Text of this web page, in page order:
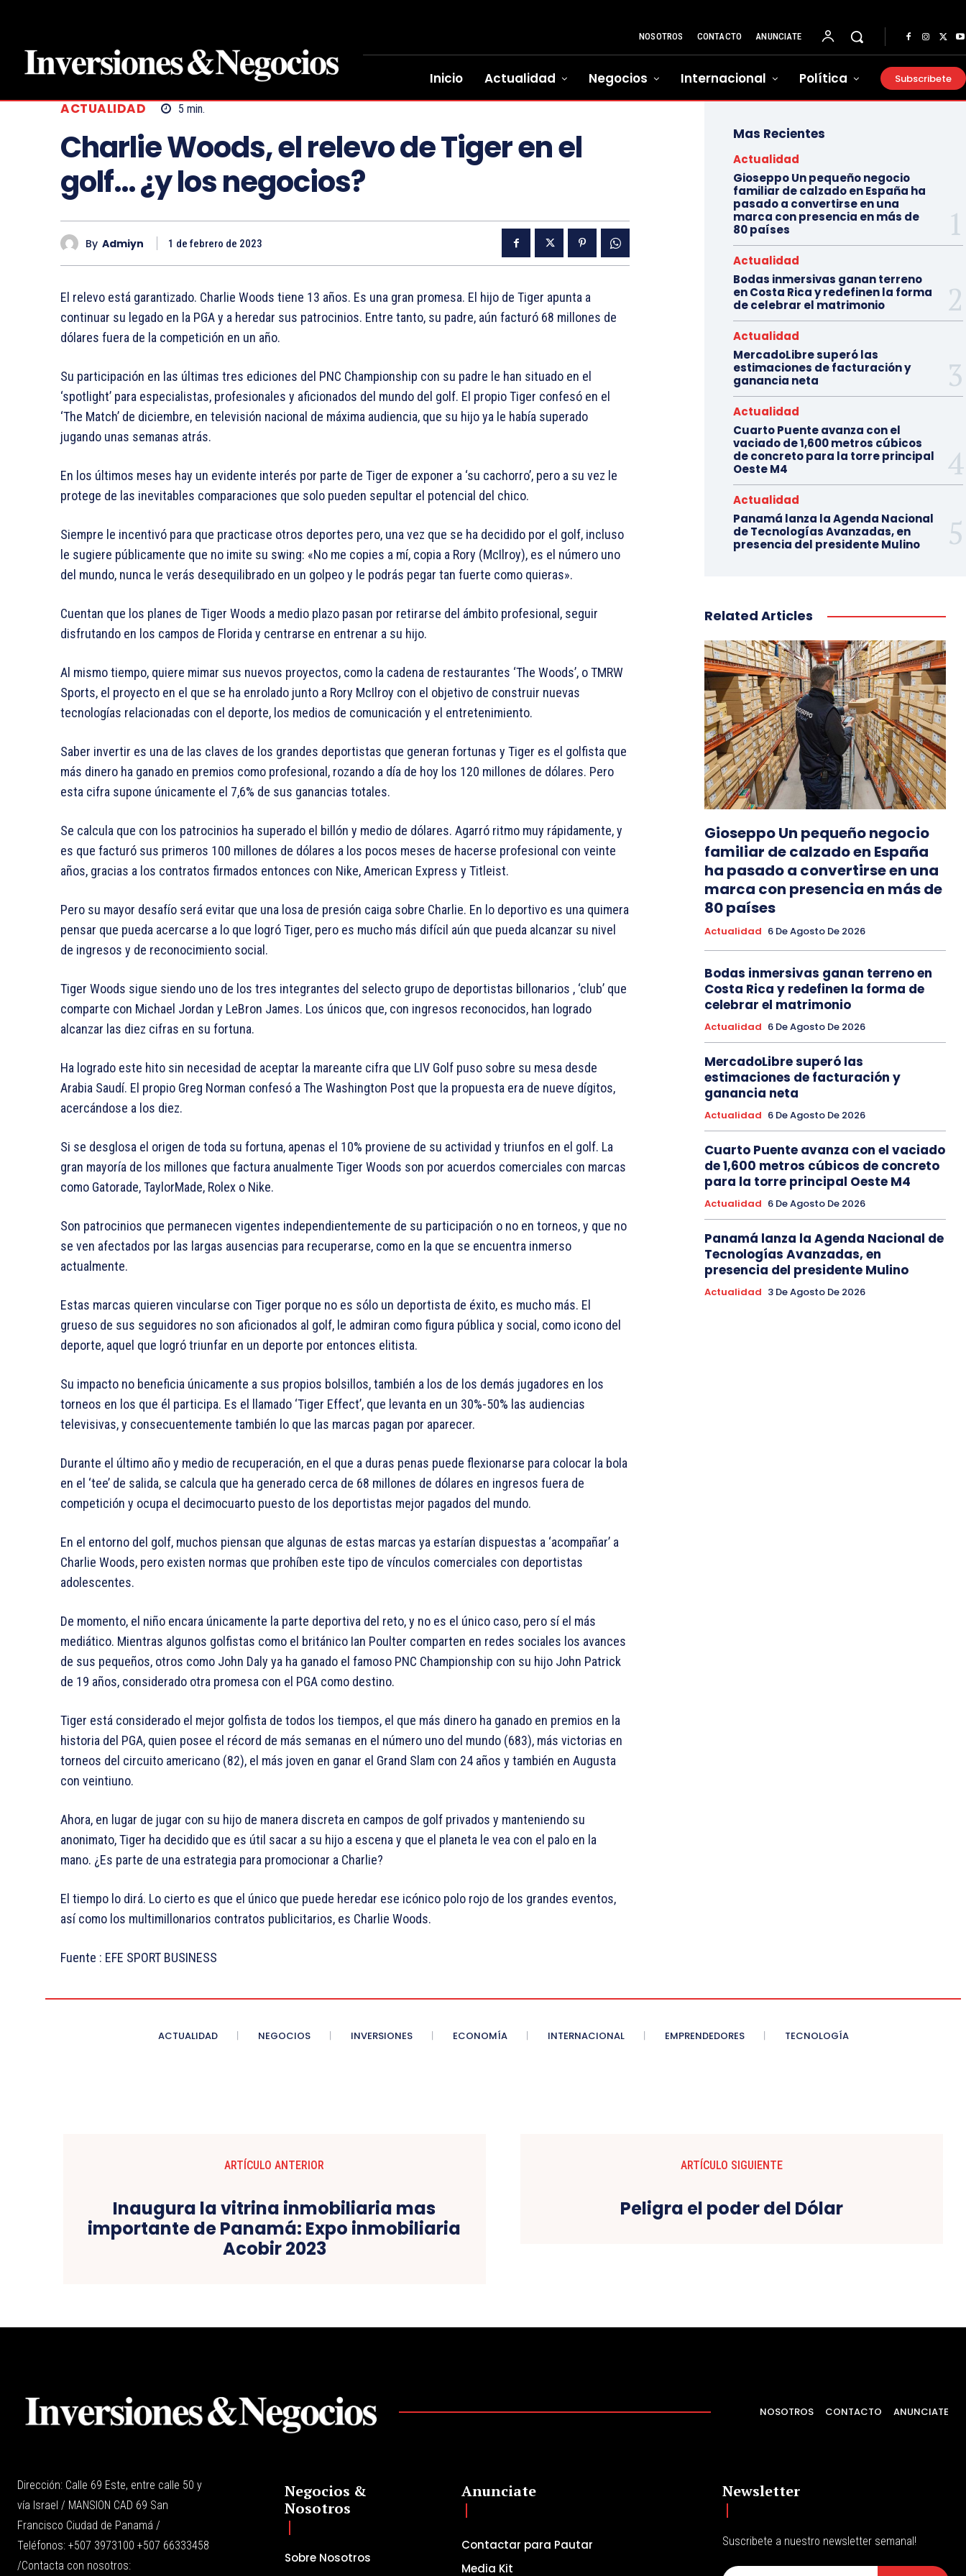
NOSOTROS CONTACTO ANUNCIATE
Inicio Actualidad Negocios Internacional Política Subscribete
ACTUALIDAD 5 min.
Charlie Woods, el relevo de Tiger en el
golf… ¿y los negocios?
By Admiyn 1 de febrero de 2023
El relevo está garantizado. Charlie Woods tiene 13 años. Es una gran promesa. El hijo de Tiger apunta a
continuar su legado en la PGA y a heredar sus patrocinios. Entre tanto, su padre, aún facturó 68 millones de
dólares fuera de la competición en un año.
Su participación en las últimas tres ediciones del PNC Championship con su padre le han situado en el
‘spotlight’ para especialistas, profesionales y aficionados del mundo del golf. El propio Tiger confesó en el
‘The Match’ de diciembre, en televisión nacional de máxima audiencia, que su hijo ya le había superado
jugando unas semanas atrás.
En los últimos meses hay un evidente interés por parte de Tiger de exponer a ‘su cachorro’, pero a su vez le
protege de las inevitables comparaciones que solo pueden sepultar el potencial del chico.
Siempre le incentivó para que practicase otros deportes pero, una vez que se ha decidido por el golf, incluso
le sugiere públicamente que no imite su swing: «No me copies a mí, copia a Rory (McIlroy), es el número uno
del mundo, nunca le verás desequilibrado en un golpeo y le podrás pegar tan fuerte como quieras».
Cuentan que los planes de Tiger Woods a medio plazo pasan por retirarse del ámbito profesional, seguir
disfrutando en los campos de Florida y centrarse en entrenar a su hijo.
Al mismo tiempo, quiere mimar sus nuevos proyectos, como la cadena de restaurantes ‘The Woods’, o TMRW
Sports, el proyecto en el que se ha enrolado junto a Rory McIlroy con el objetivo de construir nuevas
tecnologías relacionadas con el deporte, los medios de comunicación y el entretenimiento.
Saber invertir es una de las claves de los grandes deportistas que generan fortunas y Tiger es el golfista que
más dinero ha ganado en premios como profesional, rozando a día de hoy los 120 millones de dólares. Pero
esta cifra supone únicamente el 7,6% de sus ganancias totales.
Se calcula que con los patrocinios ha superado el billón y medio de dólares. Agarró ritmo muy rápidamente, y
es que facturó sus primeros 100 millones de dólares a los pocos meses de hacerse profesional con veinte
años, gracias a los contratos firmados entonces con Nike, American Express y Titleist.
Pero su mayor desafío será evitar que una losa de presión caiga sobre Charlie. En lo deportivo es una quimera
pensar que pueda acercarse a lo que logró Tiger, pero es mucho más difícil aún que pueda alcanzar su nivel
de ingresos y de reconocimiento social.
Tiger Woods sigue siendo uno de los tres integrantes del selecto grupo de deportistas billonarios , ‘club’ que
comparte con Michael Jordan y LeBron James. Los únicos que, con ingresos reconocidos, han logrado
alcanzar las diez cifras en su fortuna.
Ha logrado este hito sin necesidad de aceptar la mareante cifra que LIV Golf puso sobre su mesa desde
Arabia Saudí. El propio Greg Norman confesó a The Washington Post que la propuesta era de nueve dígitos,
acercándose a los diez.
Si se desglosa el origen de toda su fortuna, apenas el 10% proviene de su actividad y triunfos en el golf. La
gran mayoría de los millones que factura anualmente Tiger Woods son por acuerdos comerciales con marcas
como Gatorade, TaylorMade, Rolex o Nike.
Son patrocinios que permanecen vigentes independientemente de su participación o no en torneos, y que no
se ven afectados por las largas ausencias para recuperarse, como en la que se encuentra inmerso
actualmente.
Estas marcas quieren vincularse con Tiger porque no es sólo un deportista de éxito, es mucho más. El
grueso de sus seguidores no son aficionados al golf, le admiran como figura pública y social, como icono del
deporte, aquel que logró triunfar en un deporte por entonces elitista.
Su impacto no beneficia únicamente a sus propios bolsillos, también a los de los demás jugadores en los
torneos en los que él participa. Es el llamado ‘Tiger Effect’, que levanta en un 30%-50% las audiencias
televisivas, y consecuentemente también lo que las marcas pagan por aparecer.
Durante el último año y medio de recuperación, en el que a duras penas puede flexionarse para colocar la bola
en el ‘tee’ de salida, se calcula que ha generado cerca de 68 millones de dólares en ingresos fuera de
competición y ocupa el decimocuarto puesto de los deportistas mejor pagados del mundo.
En el entorno del golf, muchos piensan que algunas de estas marcas ya estarían dispuestas a ‘acompañar’ a
Charlie Woods, pero existen normas que prohíben este tipo de vínculos comerciales con deportistas
adolescentes.
De momento, el niño encara únicamente la parte deportiva del reto, y no es el único caso, pero sí el más
mediático. Mientras algunos golfistas como el británico Ian Poulter comparten en redes sociales los avances
de sus pequeños, otros como John Daly ya ha ganado el famoso PNC Championship con su hijo John Patrick
de 19 años, considerado otra promesa con el PGA como destino.
Tiger está considerado el mejor golfista de todos los tiempos, el que más dinero ha ganado en premios en la
historia del PGA, quien posee el récord de más semanas en el número uno del mundo (683), más victorias en
torneos del circuito americano (82), el más joven en ganar el Grand Slam con 24 años y también en Augusta
con veintiuno.
Ahora, en lugar de jugar con su hijo de manera discreta en campos de golf privados y manteniendo su
anonimato, Tiger ha decidido que es útil sacar a su hijo a escena y que el planeta le vea con el palo en la
mano. ¿Es parte de una estrategia para promocionar a Charlie?
El tiempo lo dirá. Lo cierto es que el único que puede heredar ese icónico polo rojo de los grandes eventos,
así como los multimillonarios contratos publicitarios, es Charlie Woods.
Fuente : EFE SPORT BUSINESS
Mas Recientes
Actualidad
Gioseppo Un pequeño negocio
familiar de calzado en España ha
pasado a convertirse en una
marca con presencia en más de
80 países
Actualidad
Bodas inmersivas ganan terreno
en Costa Rica y redefinen la forma
de celebrar el matrimonio
Actualidad
MercadoLibre superó las
estimaciones de facturación y
ganancia neta
Actualidad
Cuarto Puente avanza con el
vaciado de 1,600 metros cúbicos
de concreto para la torre principal
Oeste M4
Actualidad
Panamá lanza la Agenda Nacional
de Tecnologías Avanzadas, en
presencia del presidente Mulino
Related Articles
Gioseppo Un pequeño negocio
familiar de calzado en España
ha pasado a convertirse en una
marca con presencia en más de
80 países
Actualidad 6 De Agosto De 2026
Bodas inmersivas ganan terreno en
Costa Rica y redefinen la forma de
celebrar el matrimonio
Actualidad 6 De Agosto De 2026
MercadoLibre superó las
estimaciones de facturación y
ganancia neta
Actualidad 6 De Agosto De 2026
Cuarto Puente avanza con el vaciado
de 1,600 metros cúbicos de concreto
para la torre principal Oeste M4
Actualidad 6 De Agosto De 2026
Panamá lanza la Agenda Nacional de
Tecnologías Avanzadas, en
presencia del presidente Mulino
Actualidad 3 De Agosto De 2026
ACTUALIDAD NEGOCIOS INVERSIONES ECONOMÍA INTERNACIONAL EMPRENDEDORES TECNOLOGÍA
ARTÍCULO ANTERIOR
Inaugura la vitrina inmobiliaria mas
importante de Panamá: Expo inmobiliaria
Acobir 2023
ARTÍCULO SIGUIENTE
Peligra el poder del Dólar
NOSOTROS CONTACTO ANUNCIATE
Dirección: Calle 69 Este, entre calle 50 y
vía Israel / MANSION CAD 69 San
Francisco Ciudad de Panamá /
Teléfonos: +507 3973100 +507 66333458
/Contacta con nosotros:
Negocios &
Nosotros
Sobre Nosotros
Anunciate
Contactar para Pautar
Media Kit
Newsletter
Suscribete a nuestro newsletter semanal!